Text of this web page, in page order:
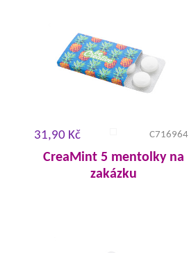
31,90 Kč C716964
CreaMint 5 mentolky na
zakázku